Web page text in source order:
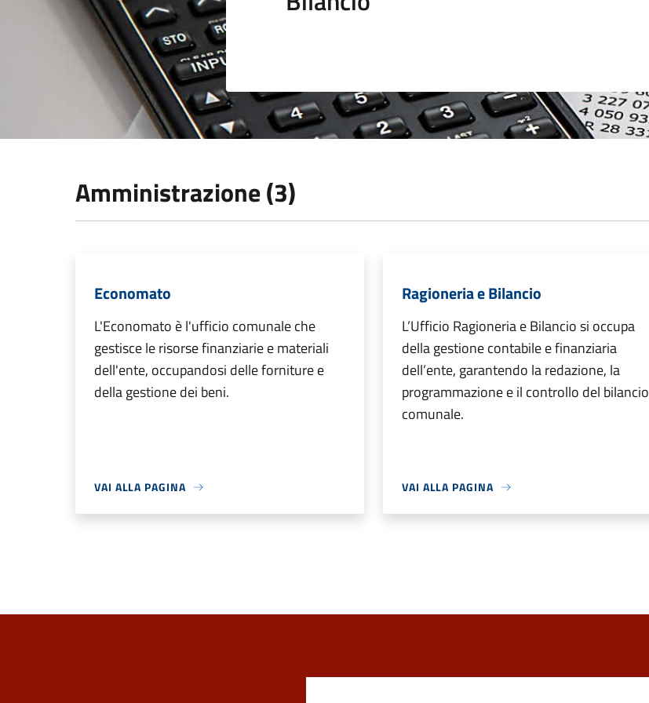
Amministrazione (3)
Economato
L'Economato è l'ufficio comunale che
gestisce le risorse finanziarie e materiali
dell'ente, occupandosi delle forniture e
della gestione dei beni.
VAI ALLA PAGINA
Ragioneria e Bilancio
L’Ufficio Ragioneria e Bilancio si occupa
della gestione contabile e finanziaria
dell’ente, garantendo la redazione, la
programmazione e il controllo del bilancio
comunale.
VAI ALLA PAGINA